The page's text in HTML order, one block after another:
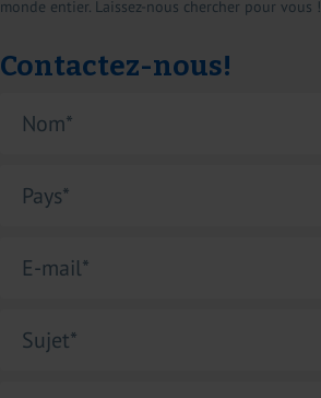
monde entier. Laissez-nous chercher pour vous !
Contactez-nous!
Nom*
Pays*
E-mail*
Sujet*